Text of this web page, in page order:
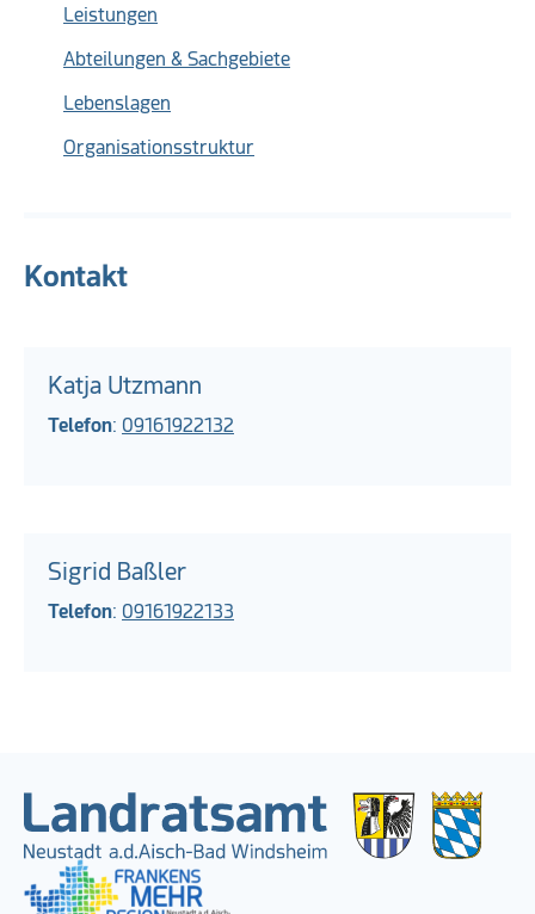
Leistungen
Abteilungen & Sachgebiete
Lebenslagen
Organisationsstruktur
Kontakt
Katja Utzmann
Telefon: 09161922132
Sigrid Baßler
Telefon: 09161922133